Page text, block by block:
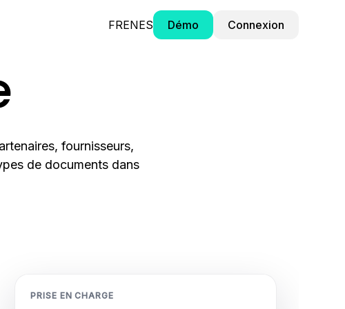
FRENES Démo Connexion
fournisseurs,
de documents dans
PRISE EN CHARGE